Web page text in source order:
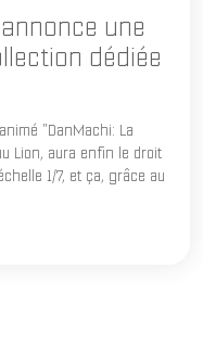
une
dédiée
"DanMachi: La
Lion, aura enfin le droit
1/7, et ça, grâce au